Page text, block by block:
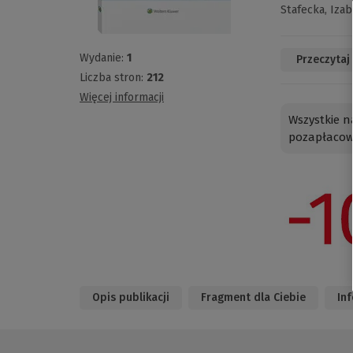
Wydanie: 1
Liczba stron: 212
Więcej informacji
Stafecka,
Przeczytaj
Wszystkie
Opis publikacji Fragment dla Ciebie